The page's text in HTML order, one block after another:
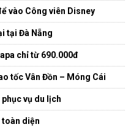
vào Công viên Disney
tại Đà Nẵng
chỉ từ 690.000đ
tốc Vân Đồn – Móng Cái
vụ du lịch
toàn diện